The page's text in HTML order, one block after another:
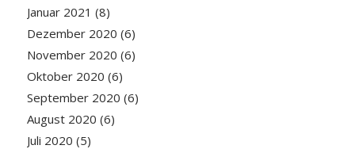
Januar 2021 (8)
Dezember 2020 (6)
November 2020 (6)
Oktober 2020 (6)
September 2020 (6)
August 2020 (6)
Juli 2020 (5)